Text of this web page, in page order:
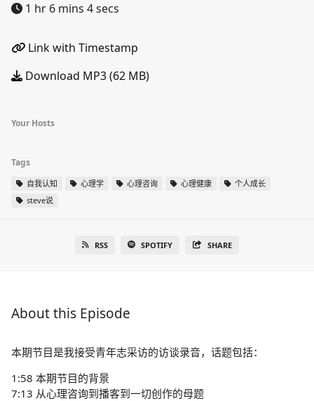
1 hr 6 mins 4 secs
Link with Timestamp
Download MP3 (62 MB)
Your Hosts
Tags
自我认知 心理学 心理咨询 心理健康
个人成长
steve说
RSS SPOTIFY SHARE
About this Episode
本期节目是我接受青年志采访的访谈录音，话题包括：
1:58 本期节目的背景
7:13 从心理咨询到播客到一切创作的母题